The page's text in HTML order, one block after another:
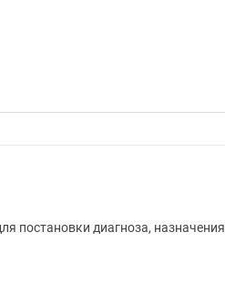
постановки диагноза,